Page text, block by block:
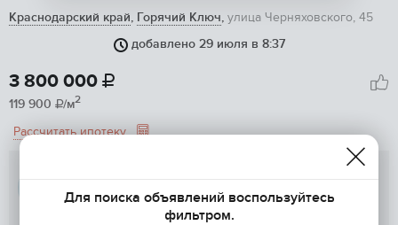
Краснодарский край, Горячий Ключ, улица Черняховского, 45
добавлено 29 июля в 8:37
1/ 8
3 800 000 
119 900 /м2
Рассчитать ипотеку
Для поиска объявлений воспользуйтесь
фильтром.